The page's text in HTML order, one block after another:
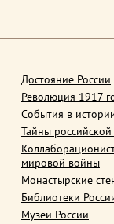
Достояние России
Революция 1917
События в
Тайны
мировой войны
Монастырские
Библиотеки
Музеи России